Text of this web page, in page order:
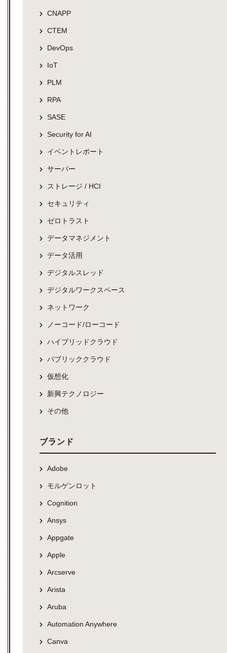
CNAPP
CTEM
DevOps
IoT
PLM
RPA
SASE
Security for AI
イベントレポート
サーバー
ストレージ / HCI
セキュリティ
ゼロトラスト
データマネジメント
データ活用
デジタルスレッド
デジタルワークスペース
ネットワーク
ノーコード/ローコード
ハイブリッドクラウド
パブリッククラウド
仮想化
新興テクノロジー
その他
ブランド
Adobe
モルゲンロット
Cognition
Ansys
Appgate
Apple
Arcserve
Arista
Aruba
Automation Anywhere
Canva